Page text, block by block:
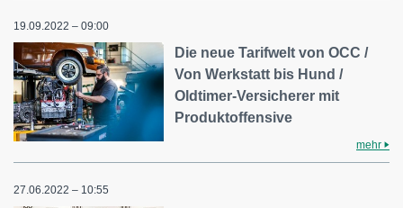
19.09.2022 – 09:00
Die neue Tarifwelt von OCC /
Von Werkstatt bis Hund /
Oldtimer-Versicherer mit
Produktoffensive
mehr
27.06.2022 – 10:55